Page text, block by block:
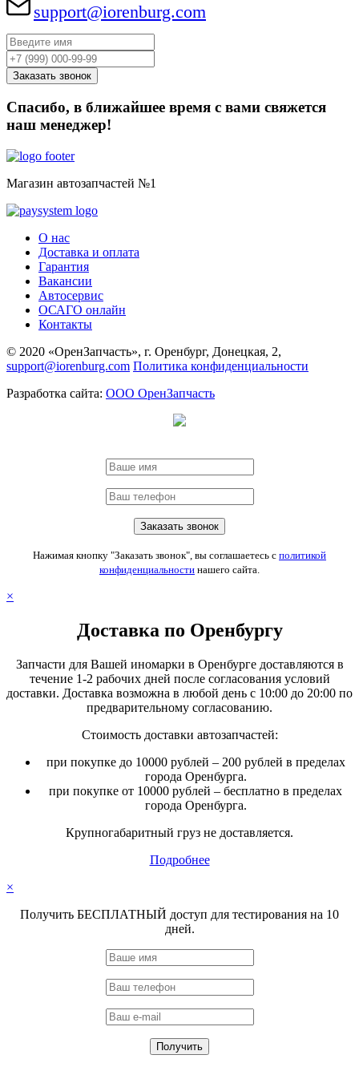
support@iorenburg.com
Спасибо, в ближайшее время с вами свяжется
наш менеджер!
Магазин автозапчастей №1
О нас
Доставка и оплата
Гарантия
Вакансии
Автосервис
ОСАГО онлайн
Контакты
© 2020 «ОренЗапчасть», г. Оренбург, Донецкая, 2,
support@iorenburg.com Политика конфиденциальности
Разработка сайта: ООО ОренЗапчасть
Нажимая кнопку "Заказать звонок", вы соглашаетесь с политикой
конфиденциальности нашего сайта.
×
Доставка по Оренбургу
Запчасти для Вашей иномарки в Оренбурге доставляются в
течение 1-2 рабочих дней после согласования условий
доставки. Доставка возможна в любой день с 10:00 до 20:00 по
предварительному согласованию.
Стоимость доставки автозапчастей:
при покупке до 10000 рублей – 200 рублей в пределах
города Оренбурга.
при покупке от 10000 рублей – бесплатно в пределах
города Оренбурга.
Крупногабаритный груз не доставляется.
Подробнее
×
Получить БЕСПЛАТНЫЙ доступ для тестирования на 10
дней.